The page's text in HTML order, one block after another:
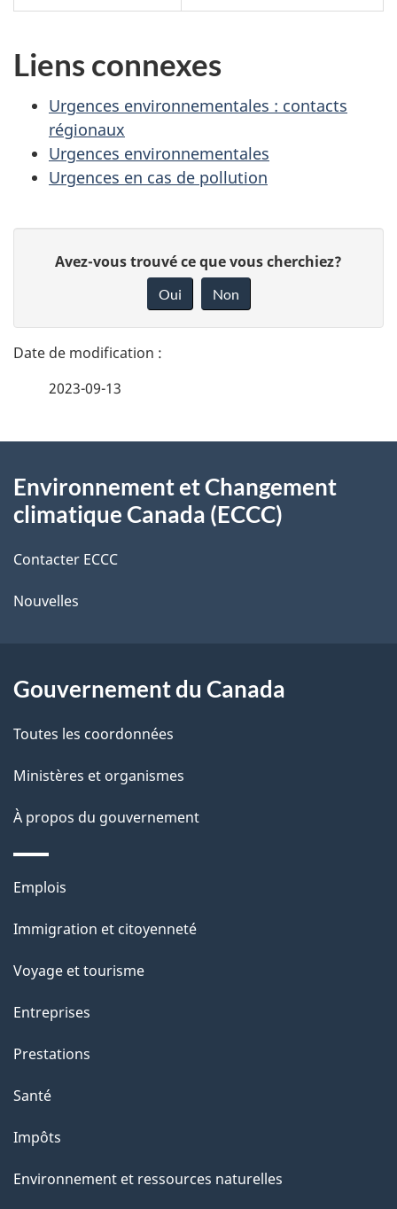
Liens connexes
Urgences environnementales : contacts
régionaux
Urgences environnementales
Urgences en cas de pollution
t
a
l
s
d
e
l
a
g
e
n
o
t
r
r
t
a
c
i
o
s
u
e
t
e
a
g
Avez-vous trouvé ce que vous cherchiez?
Oui Non
2023-09-13
propos
ce
site
Environnement et Changement
climatique Canada (ECCC)
Contacter ECCC
Nouvelles
Gouvernement du Canada
Toutes les coordonnées
Ministères et organismes
À propos du gouvernement
Thèmes
sujets
Emplois
Immigration et citoyenneté
Voyage et tourisme
Entreprises
Prestations
Santé
Impôts
Environnement et ressources naturelles